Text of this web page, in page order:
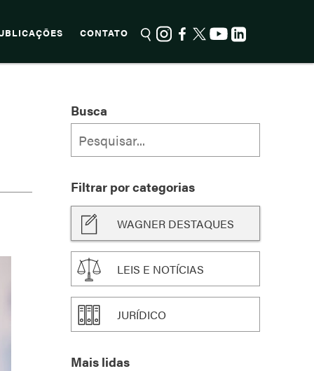
CONTATO
Busca
Filtrar por categorias
WAGNER DESTAQUES
LEIS E NOTÍCIAS
JURÍDICO
Mais lidas